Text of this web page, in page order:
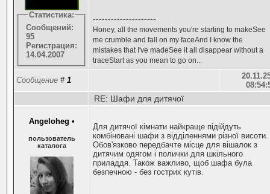
Статистика:
Сообщений:
95
Регистрация:
14.04.2007
---------------------
Honey, all the movements you're starting to makeSee
me crumble and fall on my faceAnd I know the
mistakes that I've madeSee it all disappear without a
traceStart as you mean to go on...
Сообщение#1
RE: Шафи для дитячої
Angeloheg •
пользователь
каталога
Для дитячої кімнати найкраще підійдуть
комбіновані шафи з відділеннями різної висоти.
Обов'язково передбачте місце для вішалок з
дитячим одягом і полички для шкільного
приладдя. Також важливо, щоб шафа була
безпечною - без гострих кутів.